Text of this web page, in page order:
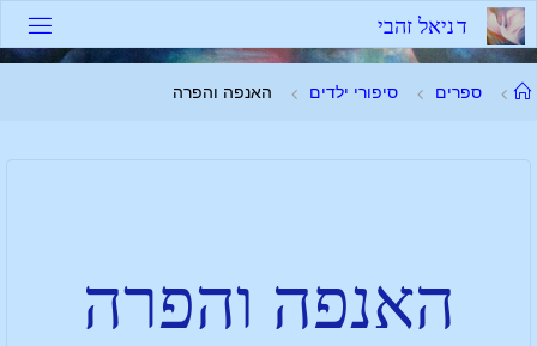
דניאל זהבי
ספרים סיפורי ילדים האנפה והפרה
האנפה והפרה